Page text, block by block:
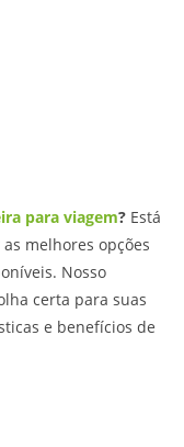
para viagem? Está
melhores opções
Nosso
certa para suas
e benefícios de